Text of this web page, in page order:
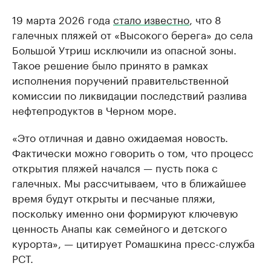
19 марта 2026 года стало известно , что 8
галечных пляжей от «Высокого берега» до села
Большой Утриш исключили из опасной зоны.
Такое решение было принято в рамках
исполнения поручений правительственной
комиссии по ликвидации последствий разлива
нефтепродуктов в Черном море.
«Это отличная и давно ожидаемая новость.
Фактически можно говорить о том, что процесс
открытия пляжей начался — пусть пока с
галечных. Мы рассчитываем, что в ближайшее
время будут открыты и песчаные пляжи,
поскольку именно они формируют ключевую
ценность Анапы как семейного и детского
курорта», — цитирует Ромашкина пресс-служба
РСТ.